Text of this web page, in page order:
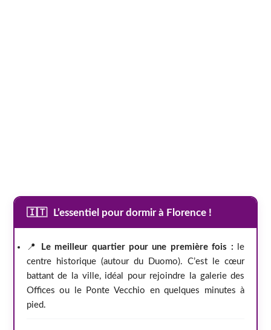
🇮🇹 L’essentiel pour dormir à Florence !
📍 Le meilleur quartier pour une première fois : le
centre historique (autour du Duomo). C’est le cœur
battant de la ville, idéal pour rejoindre la galerie des
Offices ou le Ponte Vecchio en quelques minutes à
pied.